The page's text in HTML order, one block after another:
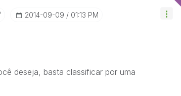
‎2014-09-09 01:13 PM
deseja, basta classificar por uma